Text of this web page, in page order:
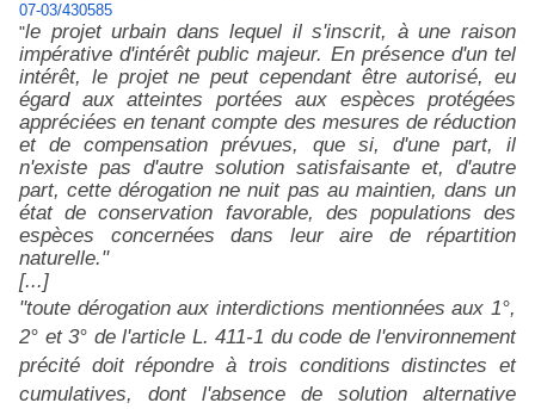
07-03/430585
"le projet urbain dans lequel il s'inscrit, à une raison
impérative d'intérêt public majeur. En présence d'un tel
intérêt, le projet ne peut cependant être autorisé, eu
égard aux atteintes portées aux espèces protégées
appréciées en tenant compte des mesures de réduction
et de compensation prévues, que si, d'une part, il
n'existe pas d'autre solution satisfaisante et, d'autre
part, cette dérogation ne nuit pas au maintien, dans un
état de conservation favorable, des populations des
espèces concernées dans leur aire de répartition
naturelle."
[...]
"toute dérogation aux interdictions mentionnées aux 1°,
2° et 3° de l'article L. 411-1 du code de l'environnement
précité doit répondre à trois conditions distinctes et
cumulatives, dont l'absence de solution alternative